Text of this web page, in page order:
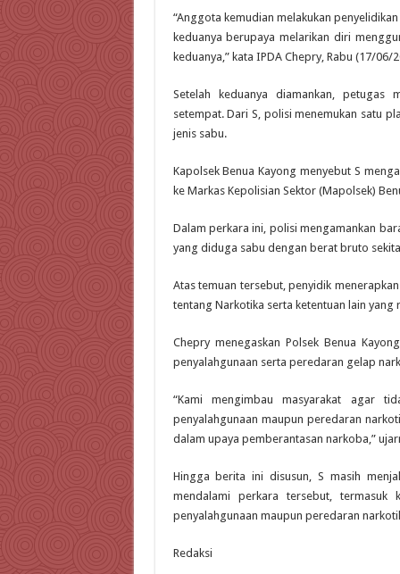
“Anggota kemudian melakukan
keduanya berupaya melarikan diri
keduanya,” kata IPDA Chepry, Rabu (17/06/
Setelah keduanya diamankan, petugas
setempat. Dari S, polisi menemukan satu
jenis sabu.
Kapolsek Benua Kayong menyebut S
ke Markas Kepolisian Sektor (Mapolsek)
Dalam perkara ini, polisi mengamankan
yang diduga sabu dengan berat bruto
Atas temuan tersebut, penyidik
tentang Narkotika serta ketentuan lain yang
Chepry menegaskan Polsek Benua
penyalahgunaan serta peredaran gelap
“Kami mengimbau masyarakat agar
penyalahgunaan maupun peredaran
dalam upaya pemberantasan narkoba,”
Hingga berita ini disusun, S masih
mendalami perkara tersebut, termasuk
penyalahgunaan maupun peredaran
Redaksi